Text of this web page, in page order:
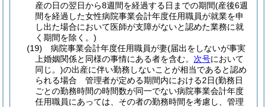
産の日の翌日から8週間を経過する日までの期間(産後6週
間を経過した女性病院事業会計年度任用職員が就業を申
し出た場合において医師が支障がないと認めた業務に就
く期間を除く。)
(19)
病院事業会計年度任用職員が妻(届出をしないが事実
上婚姻関係と同様の事情にある者を含む。 次号において
同じ。)の出産に伴い勤務しないことが相当であると認め
られる場合 管理者が定める期間内における2日(勤務日
ごとの勤務時間の時間数が同一でない病院事業会計年度
任用職員にあっては、その者の勤務時間を考慮し、管理